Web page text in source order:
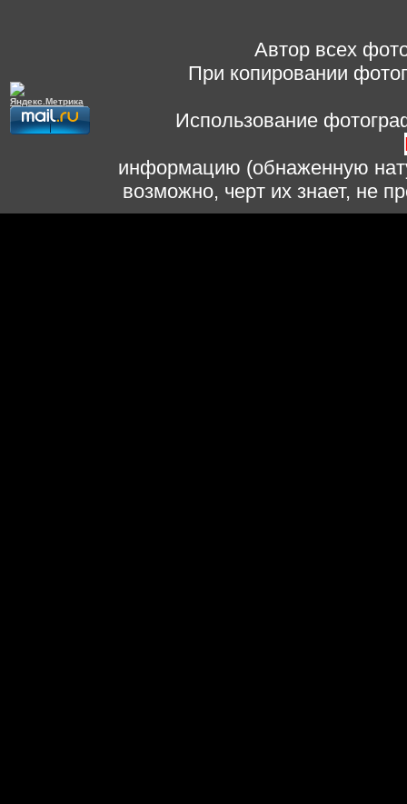
Автор всех
При копировании
Использование
информацию (обнаженную
возможно, черт их знает, не